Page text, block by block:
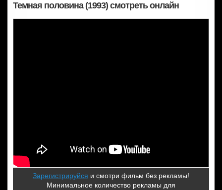
Темная половина (1993) смотреть онлайн
Зарегистрируйся и смотри фильм без рекламы!
Минимальное количество рекламы для